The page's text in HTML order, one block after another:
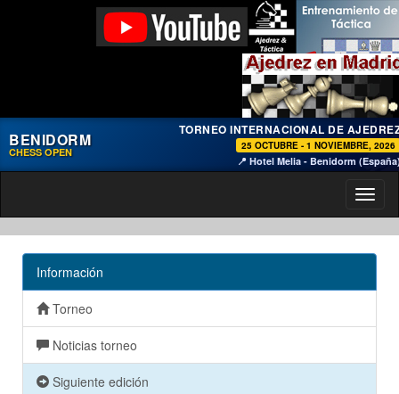
BENIDORM
CHESS OPEN
TORNEO INTERNACIONAL DE
25 OCTUBRE - 1 NOVIEMBRE, 2026
📍 Hotel Melia - Benidorm
Información
Torneo
Noticias torneo
Siguiente edición